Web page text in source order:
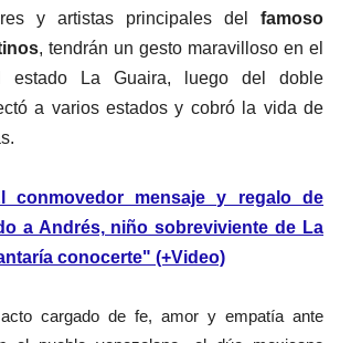
y artistas principales del
famoso
, tendrán un gesto maravilloso en el
estado La Guaira, luego del doble
a varios estados y cobró la vida de
conmovedor mensaje y regalo de
a Andrés, niño sobreviviente de La
conocerte" (+Video)
cargado de fe, amor y empatía ante